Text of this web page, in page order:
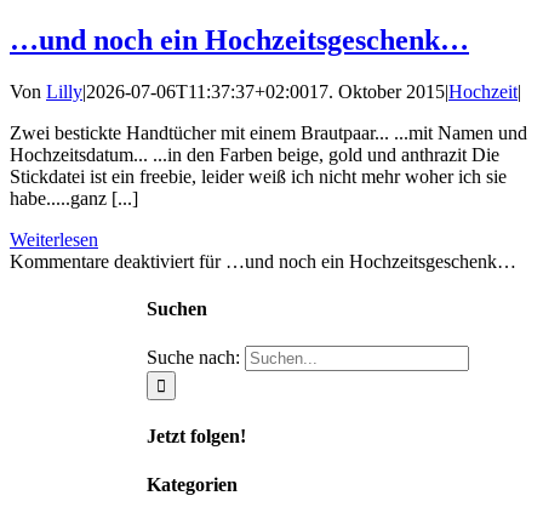
…und noch ein Hochzeitsgeschenk…
Von Lilly|2026-07-06T11:37:37+02:0017. Oktober 2015|Hochzeit|
Zwei bestickte Handtücher mit einem Brautpaar... ...mit Namen und
Hochzeitsdatum... ...in den Farben beige, gold und anthrazit Die
Stickdatei ist ein freebie, leider weiß ich nicht mehr woher ich sie
habe.....ganz [...]
Weiterlesen
Kommentare deaktiviert für …und noch ein Hochzeitsgeschenk…
Suchen
Suche nach:
Jetzt folgen!
Kategorien